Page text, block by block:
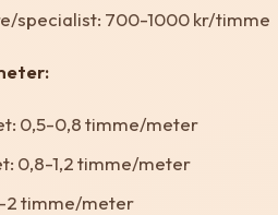
specialist: 700-1000 kr/timme
0,5-0,8 timme/meter
0,8-1,2 timme/meter
2 timme/meter